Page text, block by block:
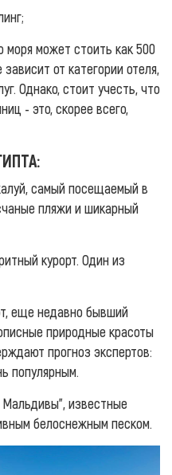
моря может стоить как 500
от категории отеля,
Однако, стоит учесть, что
- это, скорее всего,
самый посещаемый в
пляжи и шикарный
курорт. Один из
еще недавно бывший
природные красоты
прогноз экспертов:
популярным.
известные
белоснежным песком.